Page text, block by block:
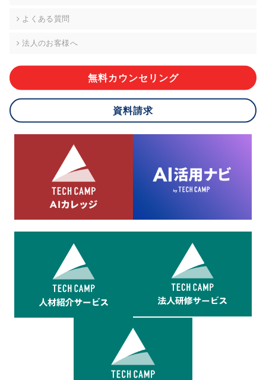
株式会社div 個人情報問合せ窓口
メールアドレス:privacy_policy@di-v.co.jp
ご本人様が当社に個人情報を提供されるかどうかは任意による
応ができない場合があります。
8.cookieにより取得・分析した情報とその利用について
当社は第三者が運営するデータ・マネジメント・プラットフォ
ームからcookieにより収集されたウェブの閲覧機歴及びその分
析結果を取得し、これをお客様の個人データと結びつけた上
で、広告配信等の目的で利用いたします。
よくある質問
法人のお客様へ
無料カウンセリング
資料請求